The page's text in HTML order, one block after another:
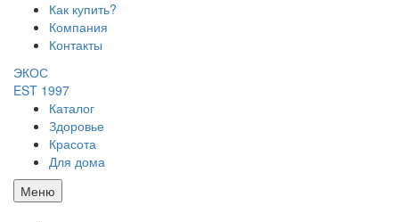
Как купить?
Компания
Контакты
ЭКОС
EST 1997
Каталог
Здоровье
Красота
Для дома
Меню